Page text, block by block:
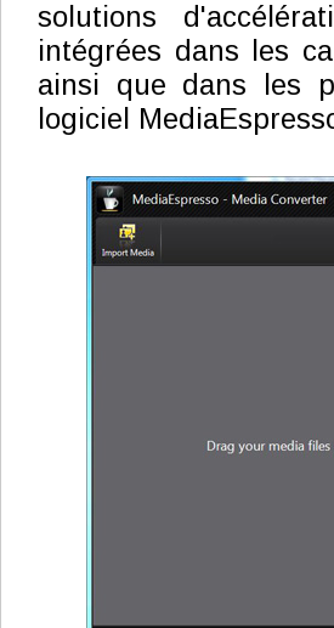
solutions
intégrées dans les
ainsi que dans les
logiciel